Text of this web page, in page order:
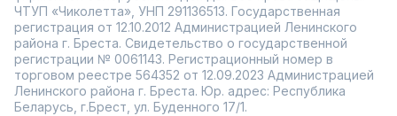
воспользоваться быстрой доставкой по всей России.
Постоянные акции и скидки делают покупки еще
приятнее, а мобильное приложение магазина позволяет
легко выбирать и заказывать любимые продукты.
Подберите свою идеальную пудру, чтобы подчеркнуть
естественную красоту и создать безупречный макияж!
ЧТУП «Чиколетта», УНП 291136513. Государственная
регистрация от 12.10.2012 Администрацией Ленинского
района г. Бреста. Свидетельство о государственной
регистрации № 0061143. Регистрационный номер в
торговом реестре 564352 от 12.09.2023 Администрацией
Ленинского района г. Бреста. Юр. адрес: Республика
Беларусь, г.Брест, ул. Буденного 17/1.